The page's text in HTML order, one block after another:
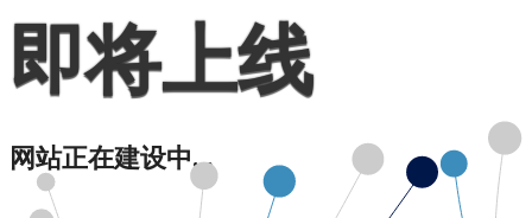
即将上线
网站正在建设中...